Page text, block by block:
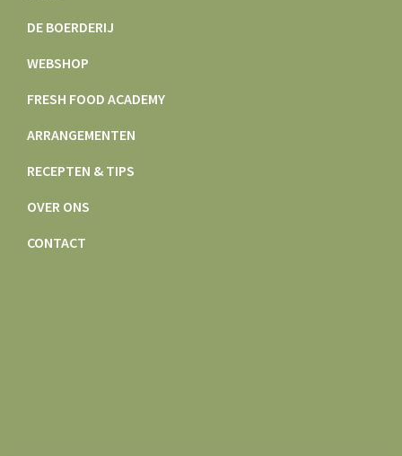
DE BOERDERIJ
WEBSHOP
FRESH FOOD ACADEMY
ARRANGEMENTEN
RECEPTEN & TIPS
OVER ONS
CONTACT